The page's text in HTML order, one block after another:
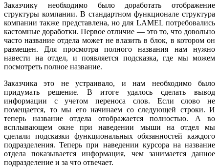
Заказчику необходимо было доработать отображение
структуры компании. В стандартном функционале структура
компании также представлена, но для LAMEL потребовались
кастомные доработки. Первое отличие — это то, что довольно
часто название отдела может не влазить в блок, в котором он
размещен. Для просмотра полного названия нам нужно
навести на отдел, и появляется подсказка, где мы можем
посмотреть полное название.
Заказчика это не устраивало, и нам необходимо было
придумать решение. В итоге удалось сделать вывод
информации с учетом переноса слов. Если слово не
помещается, то мы его начинаем со следующей строки. И
теперь название отдела отображается полностью. А во
всплывающем окне при наведении мыши на отдел мы
сделали подсказки функциональных обязанностей каждого
подразделения. Теперь при наведении курсора на название
отдела показывается информация, чем занимается данное
подразделение и за что отвечает.